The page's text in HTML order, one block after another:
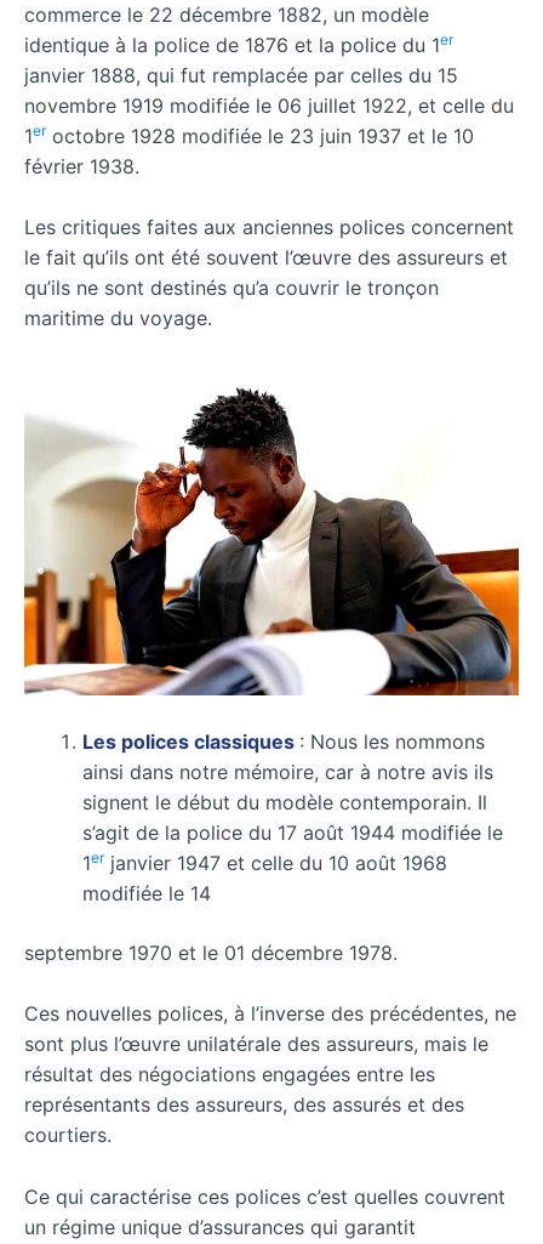
commerce le 22 décembre 1882, un modèle
identique à la police de 1876 et la police du 1er
janvier 1888, qui fut remplacée par celles du 15
novembre 1919 modifiée le 06 juillet 1922, et celle du
1eroctobre 1928 modifiée le 23 juin 1937 et le 10
février 1938.
Les critiques faites aux anciennes polices concernent
le fait qu’ils ont été souvent l’œuvre des assureurs et
qu’ils ne sont destinés qu’a couvrir le tronçon
maritime du voyage.
Les polices classiques : Nous les nommons
ainsi dans notre mémoire, car à notre avis ils
signent le début du modèle contemporain. Il
s’agit de la police du 17 août 1944 modifiée le
1erjanvier 1947 et celle du 10 août 1968
modifiée le 14
septembre 1970 et le 01 décembre 1978.
Ces nouvelles polices, à l’inverse des précédentes, ne
sont plus l’œuvre unilatérale des assureurs, mais le
résultat des négociations engagées entre les
représentants des assureurs, des assurés et des
courtiers.
Ce qui caractérise ces polices c’est quelles couvrent
un régime unique d’assurances qui garantit